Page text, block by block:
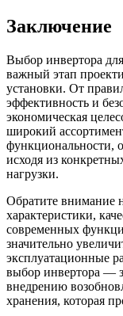
Заключение
Выбор инвертора
важный этап
установки. От
эффективность и
экономическая
широкий
функциональности,
исходя из
нагрузки.
Обратите внимание
характеристики,
современных
значительно
эксплуатационные
выбор инвертора —
внедрению
хранения, которая